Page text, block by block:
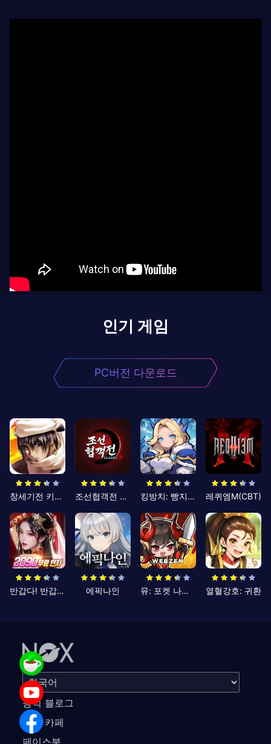
인기 게임
PC버전 다운로드
창세기전 키우기 조선협객전 클래식 킹방치: 빵지의 제왕 레퀴엠M(CBT)
반갑다! 반갑삼국지 에픽나인 뮤: 포켓 나이츠 열혈강호: 귀환
공식 블로그
공식 카페
페이스북